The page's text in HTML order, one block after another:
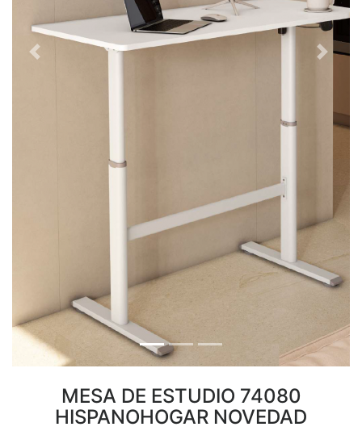
Previous Next
MESA DE ESTUDIO 74080
HISPANOHOGAR NOVEDAD